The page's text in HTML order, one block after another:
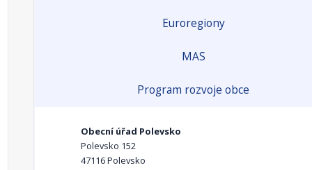
Euroregiony
MAS
Program rozvoje obce
Obecní úřad Polevsko
Polevsko 152
47116 Polevsko